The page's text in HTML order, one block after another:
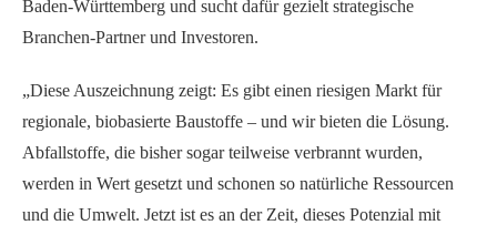
Baden-Württemberg und sucht dafür gezielt strategische
Branchen-Partner und Investoren.
„Diese Auszeichnung zeigt: Es gibt einen riesigen Markt für
regionale, biobasierte Baustoffe – und wir bieten die Lösung.
Abfallstoffe, die bisher sogar teilweise verbrannt wurden,
werden in Wert gesetzt und schonen so natürliche Ressourcen
und die Umwelt. Jetzt ist es an der Zeit, dieses Potenzial mit